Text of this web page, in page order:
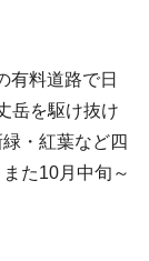
有料道路で日
岳を駆け抜け
・紅葉など四
た10月中旬～